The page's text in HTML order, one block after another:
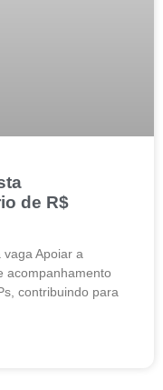
de R$
Apoiar a
acompanhamento
contribuindo para